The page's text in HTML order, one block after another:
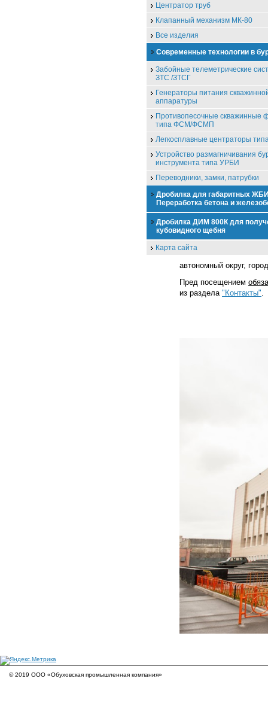
Центратор труб
Клапанный механизм МК-80
Все изделия
Современные технологии в
Забойные телеметрические
ЗТС /ЗТСГ
Генераторы питания
аппаратуры
Противопесочные скважинные
типа ФСМ/ФСМП
Легкосплавные центраторы
Устройство размагничивания
инструмента типа УРБИ
Переводники, замки, патрубки
Дробилка для габаритных
Переработка бетона и
Дробилка ДИМ 800К для
кубовидного щебня
Карта сайта
автономный округ,
Пред посещением
из раздела "Контакты".
© 2019 ООО «Обуховская промышленная компания»